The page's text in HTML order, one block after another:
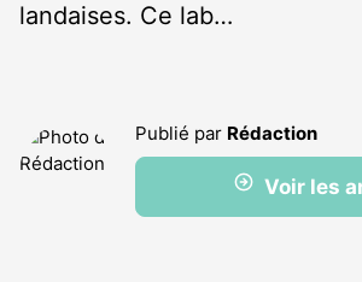
landaises. Ce lab…
Publié par Rédaction
Voir les